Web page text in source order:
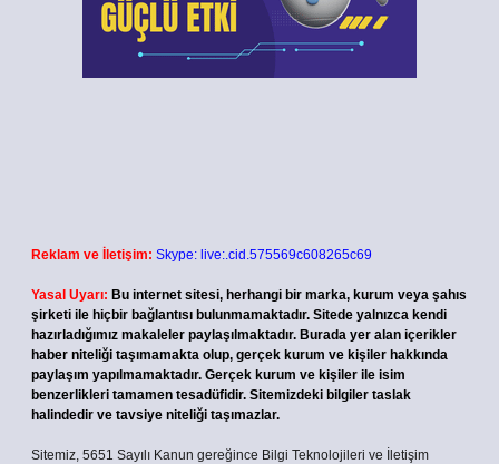
Reklam ve İletişim: Skype: live:.cid.575569c608265c69
Yasal Uyarı: Bu internet sitesi, herhangi bir marka, kurum veya şahıs
şirketi ile hiçbir bağlantısı bulunmamaktadır. Sitede yalnızca kendi
hazırladığımız makaleler paylaşılmaktadır. Burada yer alan içerikler
haber niteliği taşımamakta olup, gerçek kurum ve kişiler hakkında
paylaşım yapılmamaktadır. Gerçek kurum ve kişiler ile isim
benzerlikleri tamamen tesadüfidir. Sitemizdeki bilgiler taslak
halindedir ve tavsiye niteliği taşımazlar.
Sitemiz, 5651 Sayılı Kanun gereğince Bilgi Teknolojileri ve İletişim